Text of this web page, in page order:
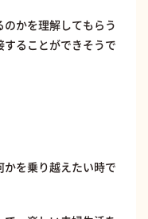
かを理解してもらう
ることができそうで
を乗り越えたい時で